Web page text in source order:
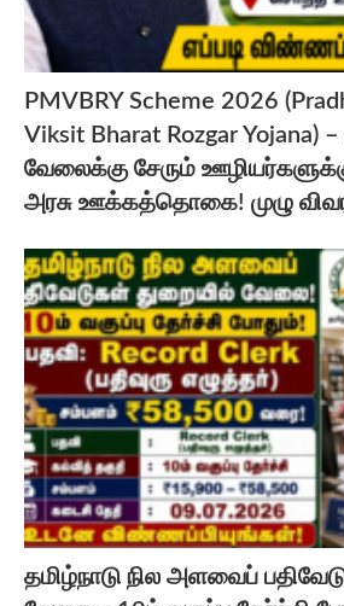
PMVBRY Scheme 2026
Viksit Bharat Rozgar Yojana)
வேலைக்கு சேரும்
அரசு ஊக்கத்தொகை! முழு
தமிழ்நாடு நில அளவைப்